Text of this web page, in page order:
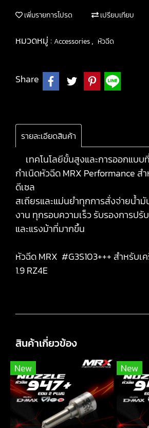
เพิ่มรายการโปรด เปรียบเทียบ
หมวดหมู่ :Accessories, หัวฉีด
Share
รายละเอียดสินค้า
เทคโนโลยีขั้นสูงและการออกแบบ
กำเนิดหัวฉีด MRX Performance ส
ดีเซล
สเถียรและแม่นยำทุกการสั่งจ่ายน้ำมั
งาน ทุกรอบความเร็ว รับรองการปรั
และแรงม้าที่มากขึ้น
หัวฉีด MRX #G3S103+++ สำหรับ
1.9 RZ4E
สินค้าเกี่ยวข้อง
New New